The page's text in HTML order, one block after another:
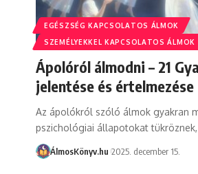
EGÉSZSÉG KAPCSOLATOS ÁLMOK
SZEMÉLYEKKEL KAPCSOLATOS ÁLMOK
Ápolóról álmodni – 21
jelentése és értelmezése
Az ápolókról szóló álmok gyakran
pszichológiai állapotokat
ÁlmosKönyv.hu 2025. december 15.